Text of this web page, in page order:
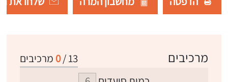
13
/
0 מרכיבים מרכיבים